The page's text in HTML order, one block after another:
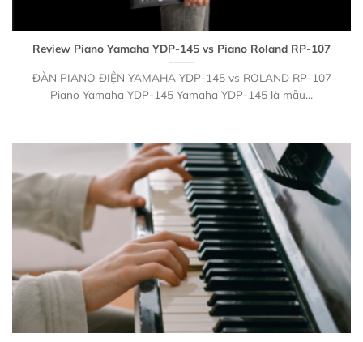
Review Piano Yamaha YDP-145 vs Piano Roland RP-107
ĐÀN PIANO ĐIỆN YAMAHA YDP-145 vs ROLAND RP-107
Piano Yamaha YDP-145 Yamaha YDP-145 là mẫu...